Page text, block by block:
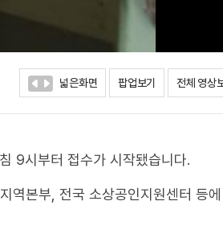
넓은화면 팝업보기 전체 영상
9시부터 접수가 시작됐습니다.
역본부, 전국 소상공인지원센터 등에